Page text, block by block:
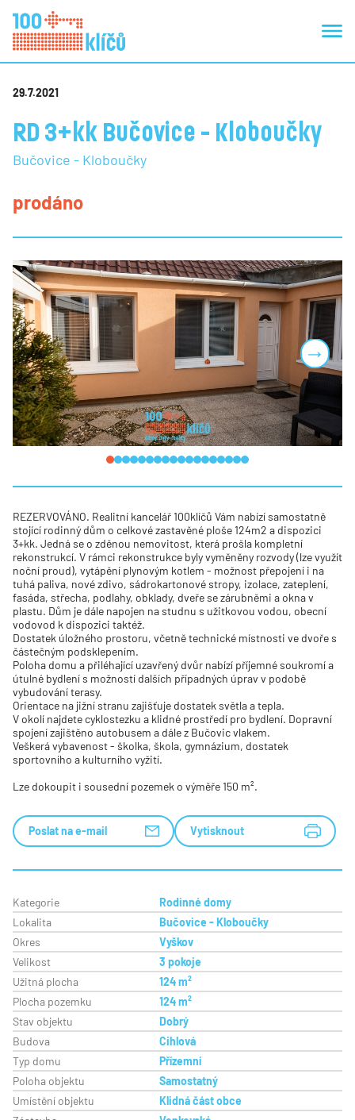
29.7.2021
RD 3+kk Bučovice - Kloboučky
Bučovice - Kloboučky
prodáno
Next
REZERVOVÁNO. Realitní kancelář 100klíčů Vám nabízí samostatně
stojící rodinný dům o celkové zastavěné ploše 124m2 a dispozici
3+kk. Jedná se o zděnou nemovitost, která prošla kompletní
rekonstrukcí. V rámci rekonstrukce byly vyměněny rozvody (lze využít
noční proud), vytápění plynovým kotlem - možnost přepojení i na
tuhá paliva, nové zdivo, sádrokartonové stropy, izolace, zateplení,
fasáda, střecha, podlahy, obklady, dveře se zárubněmi a okna v
plastu. Dům je dále napojen na studnu s užitkovou vodou, obecní
vodovod k dispozici taktéž.
Dostatek úložného prostoru, včetně technické místnosti ve dvoře s
částečným podsklepením.
Poloha domu a přiléhající uzavřený dvůr nabízí příjemné soukromí a
útulné bydlení s možností dalších případných úprav v podobě
vybudování terasy.
Orientace na jižní stranu zajišťuje dostatek světla a tepla.
V okolí najdete cyklostezku a klidné prostředí pro bydlení. Dopravní
spojení zajištěno autobusem a dále z Bučovic vlakem.
Veškerá vybavenost - školka, škola, gymnázium, dostatek
sportovního a kulturního vyžití.
Lze dokoupit i sousední pozemek o výměře 150 m².
Poslat na e-mail Vytisknout
Kategorie
Rodinné domy
Lokalita
Bučovice - Kloboučky
Okres
Vyškov
Velikost
3 pokoje
Užitná plocha
124 m²
Plocha pozemku
124 m²
Stav objektu
Dobrý
Budova
Cihlová
Typ domu
Přízemní
Poloha objektu
Samostatný
Umístění objektu
Klidná část obce